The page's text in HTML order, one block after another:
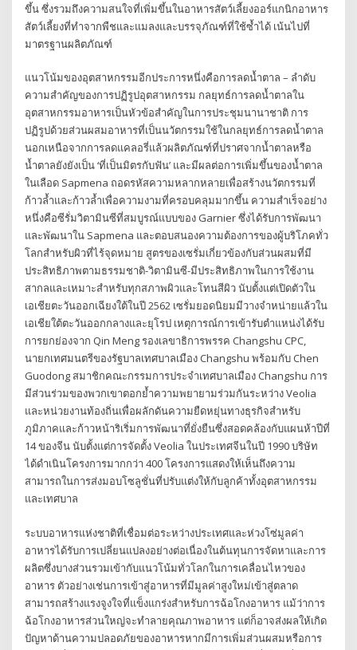
ขึ้น ซึ่งรวมถึงความสนใจที่เพิ่มขึ้นในอาหารสัตว์เลี้ยงออร์แกนิกอาหาร
สัตว์เลี้ยงที่ทำจากพืชและแมลงและบรรจุภัณฑ์ที่ใช้ซ้ำได้ เน้นไปที่
มาตรฐานผลิตภัณฑ์
แนวโน้มของอุตสาหกรรมอีกประการหนึ่งคือการลดน้ำตาล – ลำดับ
ความสำคัญของการปฏิรูปอุตสาหกรรม กลยุทธ์การลดน้ำตาลใน
อุตสาหกรรมอาหารเป็นหัวข้อสำคัญในการประชุมนานาชาติ การ
ปฏิรูปด้วยส่วนผสมอาหารที่เป็นนวัตกรรมใช้ในกลยุทธ์การลดน้ำตาล
นอกเหนือจากการลดแคลอรี่แล้วผลิตภัณฑ์ที่ปราศจากน้ำตาลหรือ
น้ำตาลยังยังเป็น ‘ที่เป็นมิตรกับฟัน’ และมีผลต่อการเพิ่มขึ้นของน้ำตาล
ในเลือด Sapmena ถอดรหัสความหลากหลายเพื่อสร้างนวัตกรรมที่
ก้าวล้ำและก้าวล้ำเพื่อความงามที่ครอบคลุมมากขึ้น ความสำเร็จอย่าง
หนึ่งคือซีรั่มวิตามินซีที่สมบูรณ์แบบของ Garnier ซึ่งได้รับการพัฒนา
และพัฒนาใน Sapmena และตอบสนองความต้องการของผู้บริโภคทั่ว
โลกสำหรับผิวที่ไร้จุดหมาย สูตรของเซรั่มเกี่ยวข้องกับส่วนผสมที่มี
ประสิทธิภาพตามธรรมชาติ-วิตามินซี-มีประสิทธิภาพในการใช้งาน
สากลและเหมาะสำหรับทุกสภาพผิวและโทนสีผิว นับตั้งแต่เปิดตัวใน
เอเชียตะวันออกเฉียงใต้ในปี 2562 เซรั่มยอดนิยมมีวางจำหน่ายแล้วใน
เอเชียใต้ตะวันออกกลางและยุโรป เหตุการณ์การเข้ารับตำแหน่งได้รับ
การยกย่องจาก Qin Meng รองเลขาธิการพรรค Changshu CPC,
นายกเทศมนตรีของรัฐบาลเทศบาลเมือง Changshu พร้อมกับ Chen
Guodong สมาชิกคณะกรรมการประจำเทศบาลเมือง Changshu การ
มีส่วนร่วมของพวกเขาตอกย้ำความพยายามร่วมกันระหว่าง Veolia
และหน่วยงานท้องถิ่นเพื่อผลักดันความยืดหยุ่นทางธุรกิจสำหรับ
ภูมิภาคและก้าวหน้าริเริ่มการพัฒนาที่ยั่งยืนซึ่งสอดคล้องกับแผนห้าปีที่
14 ของจีน นับตั้งแต่การจัดตั้ง Veolia ในประเทศจีนในปี 1990 บริษัท
ได้ดำเนินโครงการมากกว่า 400 โครงการแสดงให้เห็นถึงความ
สามารถในการส่งมอบโซลูชั่นที่ปรับแต่งให้กับลูกค้าทั้งอุตสาหกรรม
และเทศบาล
ระบบอาหารแห่งชาติที่เชื่อมต่อระหว่างประเทศและห่วงโซ่มูลค่า
อาหารได้รับการเปลี่ยนแปลงอย่างต่อเนื่องในต้นทุนการจัดหาและการ
ผลิตซึ่งบางส่วนรวมเข้ากับแนวโน้มทั่วโลกในการเคลื่อนไหวของ
อาหาร ตัวอย่างเช่นการเข้าสู่อาหารที่มีมูลค่าสูงใหม่เข้าสู่ตลาด
สามารถสร้างแรงจูงใจที่แข็งแกร่งสำหรับการฉ้อโกงอาหาร แม้ว่าการ
ฉ้อโกงอาหารส่วนใหญ่จะทำลายคุณภาพอาหาร แต่ก็อาจส่งผลให้เกิด
ปัญหาด้านความปลอดภัยของอาหารหากมีการเพิ่มส่วนผสมหรือการ